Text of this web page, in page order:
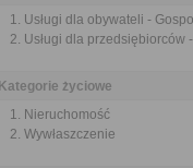
Usługi dla obywateli -
Usługi dla
Kategorie życiowe
Nieruchomość
Wywłaszczenie